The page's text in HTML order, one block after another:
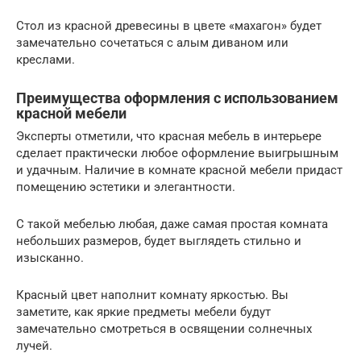
Стол из красной древесины в цвете «махагон» будет
замечательно сочетаться с алым диваном или
креслами.
Преимущества оформления с использованием
красной мебели
Эксперты отметили, что красная мебель в интерьере
сделает практически любое оформление выигрышным
и удачным. Наличие в комнате красной мебели придаст
помещению эстетики и элегантности.
С такой мебелью любая, даже самая простая комната
небольших размеров, будет выглядеть стильно и
изысканно.
Красный цвет наполнит комнату яркостью. Вы
заметите, как яркие предметы мебели будут
замечательно смотреться в освящении солнечных
лучей.